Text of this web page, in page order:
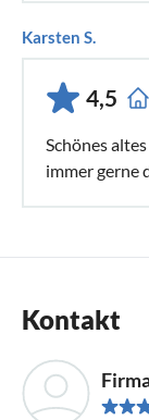
Karsten S.
4,5
Schönes
immer gerne
Kontakt